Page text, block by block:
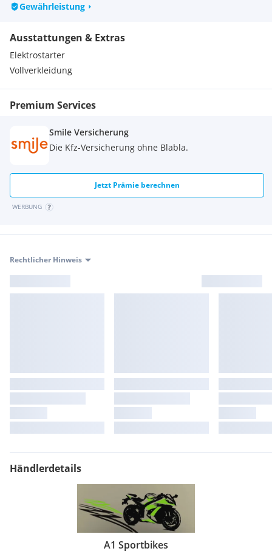
Gewährleistung
Ausstattungen & Extras
Elektrostarter
Vollverkleidung
Premium Services
Smile Versicherung
Die Kfz-Versicherung ohne Blabla.
Jetzt Prämie berechnen
WERBUNG
Rechtlicher Hinweis
Händlerdetails
A1 Sportbikes